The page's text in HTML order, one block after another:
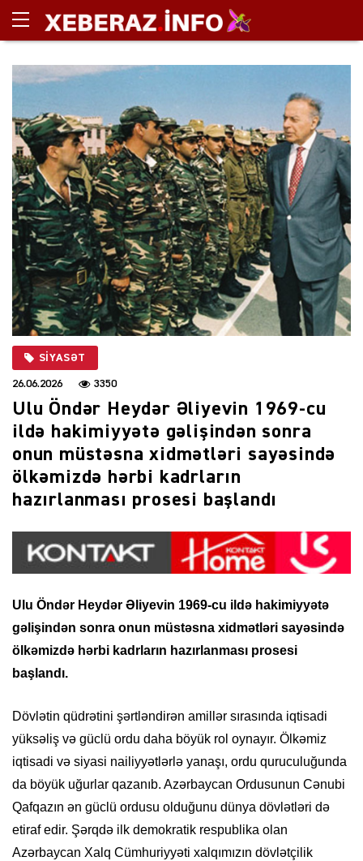
SIYASƏT
26.06.2026 3350
Ulu Öndər Heydər Əliyevin 1969-cu
ildə hakimiyyətə gəlişindən sonra
onun müstəsna xidmətləri sayəsində
ölkəmizdə hərbi kadrların
hazırlanması prosesi başlandı
Ulu Öndər Heydər Əliyevin 1969-cu ildə hakimiyyətə
gəlişindən sonra onun müstəsna xidmətləri sayəsində
ölkəmizdə hərbi kadrların hazırlanması prosesi
başlandı.
Dövlətin qüdrətini şərtləndirən amillər sırasında iqtisadi
yüksəliş və güclü ordu daha böyük rol oynayır. Ölkəmiz
iqtisadi və siyasi nailiyyətlərlə yanaşı, ordu quruculuğunda
da böyük uğurlar qazanıb. Azərbaycan Ordusunun Cənubi
Qafqazın ən güclü ordusu olduğunu dünya dövlətləri də
etiraf edir. Şərqdə ilk demokratik respublika olan
Azərbaycan Xalq Cümhuriyyəti xalqımızın dövlətçilik